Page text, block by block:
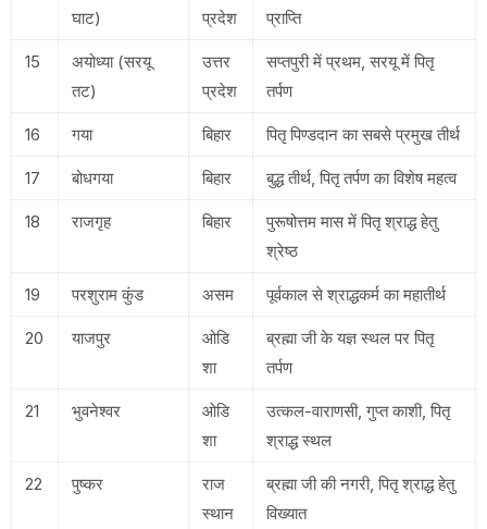
घाट)
प्रदेश
प्राप्ति
15
अयोध्या (सरयू
तट)
उत्तर
प्रदेश
सप्तपुरी में प्रथम, सरयू में पितृ
तर्पण
16 गया बिहार पितृ पिण्डदान का सबसे प्रमुख तीर्थ
17 बोधगया बिहार बुद्ध तीर्थ, पितृ तर्पण का विशेष महत्व
18 राजगृह बिहार
पुरूषोत्तम मास में पितृ श्राद्ध हेतु
श्रेष्ठ
19 परशुराम कुंड असम पूर्वकाल से श्राद्धकर्म का महातीर्थ
20 याजपुर
ओडि
शा
ब्रह्मा जी के यज्ञ स्थल पर पितृ
तर्पण
21 भुवनेश्वर
ओडि
शा
उत्कल-वाराणसी, गुप्त काशी, पितृ
श्राद्ध स्थल
22 पुष्कर
राज
स्थान
ब्रह्मा जी की नगरी, पितृ श्राद्ध हेतु
विख्यात